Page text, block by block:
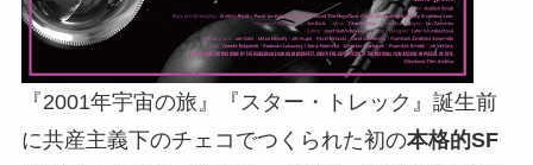
『2001年宇宙の旅』『スター・トレック』誕生前
に共産主義下のチェコでつくられた初の本格的SF